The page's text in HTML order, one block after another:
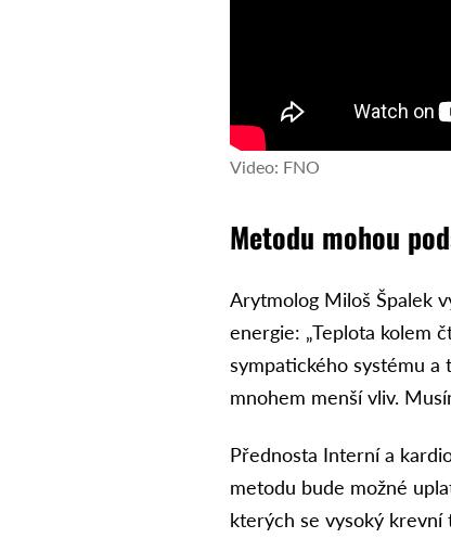
Video: FNO
Metodu mohou
Arytmolog Miloš Špalek
energie: „Teplota kolem
sympatického systému
mnohem menší vliv.
Přednosta Interní a
metodu bude možné
kterých se vysoký krevní